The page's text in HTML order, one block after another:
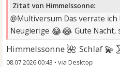
Zitat von Himmelssonne:
@Multiversum Das verrate ich
Neugierige 😂😂 Gute Nacht,
Himmelssonne🌺 Schlaf
08.07.2026 00:43 •